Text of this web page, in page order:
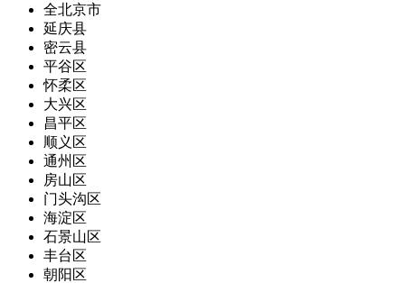
全北京市
延庆县
密云县
平谷区
怀柔区
大兴区
昌平区
顺义区
通州区
房山区
门头沟区
海淀区
石景山区
丰台区
朝阳区